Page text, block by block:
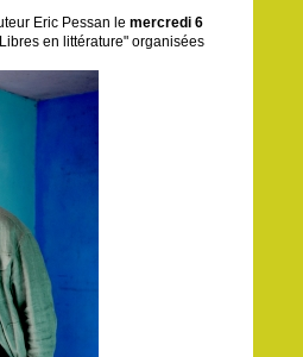
Eric Pessan le mercredi 6
en littérature" organisées